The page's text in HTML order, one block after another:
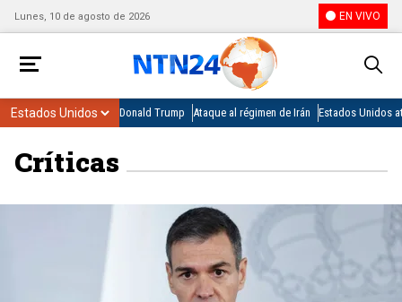
Lunes, 10 de agosto de 2026 EN VIVO
Donald Trump Ataque al régimen de Irán Estados Unidos
Críticas